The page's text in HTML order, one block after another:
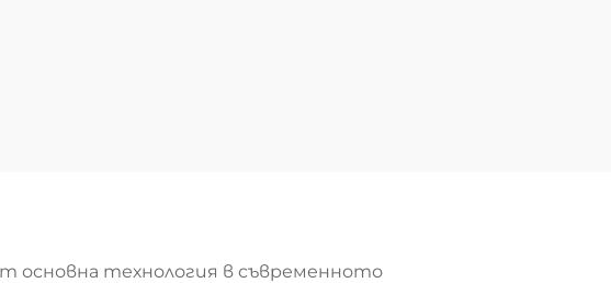
основна технология в съвременното